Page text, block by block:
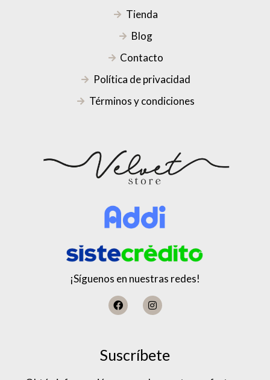
Tienda
Blog
Contacto
Política de privacidad
Términos y condiciones
¡Síguenos en nuestras redes!
Suscríbete